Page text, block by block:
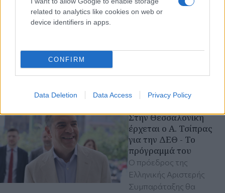
related to analytics like cookies on web or
device identifiers in apps.
CONFIRM
Data Deletion Data Access Privacy Policy
αρμόδιες τεχνικές ομάδες
Στην Θεσσαλονίκη
έρχεται ο Α. Τσίπρας
για την ΔΕΘ - Το
πρόγραμμά του
Ο πρόεδρος της
Ελληνικής Αριστερής
Συμπαράταξης θα